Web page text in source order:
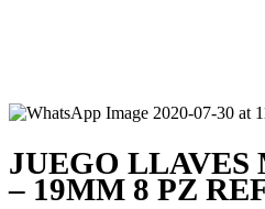
JUEGO
– 19MM 8 PZ